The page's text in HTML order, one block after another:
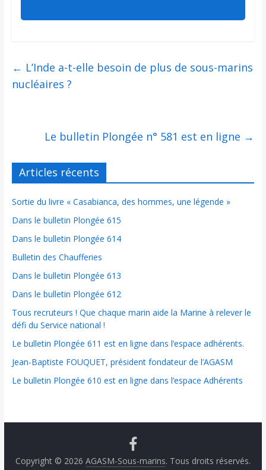
← L’Inde a-t-elle besoin de plus de sous-marins
nucléaires ?
Le bulletin Plongée n° 581 est en ligne →
Articles récents
Sortie du livre « Casabianca, des hommes, une légende »
Dans le bulletin Plongée 615
Dans le bulletin Plongée 614
Bulletin des Chaufferies
Dans le bulletin Plongée 613
Dans le bulletin Plongée 612
Tous recruteurs ! Que chaque marin aide la Marine à relever le
défi du Service national !
Le bulletin Plongée 611 est en ligne dans l’espace adhérents.
Jean-Baptiste FOUQUET, président fondateur de l’AGASM
Le bulletin Plongée 610 est en ligne dans l’espace Adhérents
Copyright © 2026 AGASM-Sous-marins. Tous droits réservés.